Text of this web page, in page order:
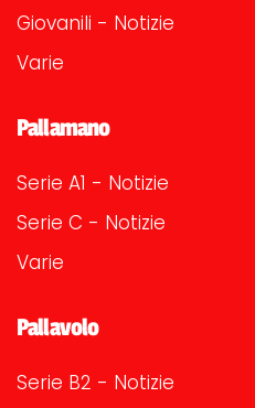
Giovanili - Notizie
Varie
Pallamano
Serie A1 - Notizie
Serie C - Notizie
Varie
Pallavolo
Serie B2 - Notizie